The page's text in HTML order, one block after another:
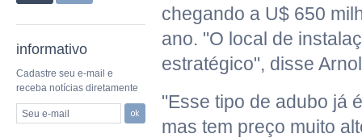
informativo
Cadastre seu e-mail e
receba notícias diretamente
Seu e-mail
chegando a U$ 650
ano. "O local de
estratégico", disse
"Esse tipo de adubo já
mas tem preço muito